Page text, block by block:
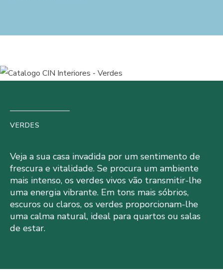
VERDES
Veja a sua casa invadida por um sentimento de
frescura e vitalidade. Se procura um ambiente
mais intenso, os verdes vivos vão transmitir-lhe
uma energia vibrante. Em tons mais sóbrios,
escuros ou claros, os verdes proporcionam-lhe
uma calma natural, ideal para quartos ou salas
de estar.